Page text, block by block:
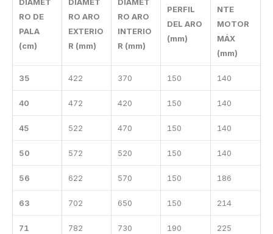
RO DE
PALA
(cm)
RO ARO
EXTERIO
R (mm)
RO ARO
INTERIO
R (mm)
PERFIL
DEL ARO
(mm)
NTE
MOTOR
MÁX
(mm)
35 422 370 150 140
40 472 420 150 140
45 522 470 150 140
50 572 520 150 140
56 622 570 150 186
63 702 650 150 214
71 782 730 190 225